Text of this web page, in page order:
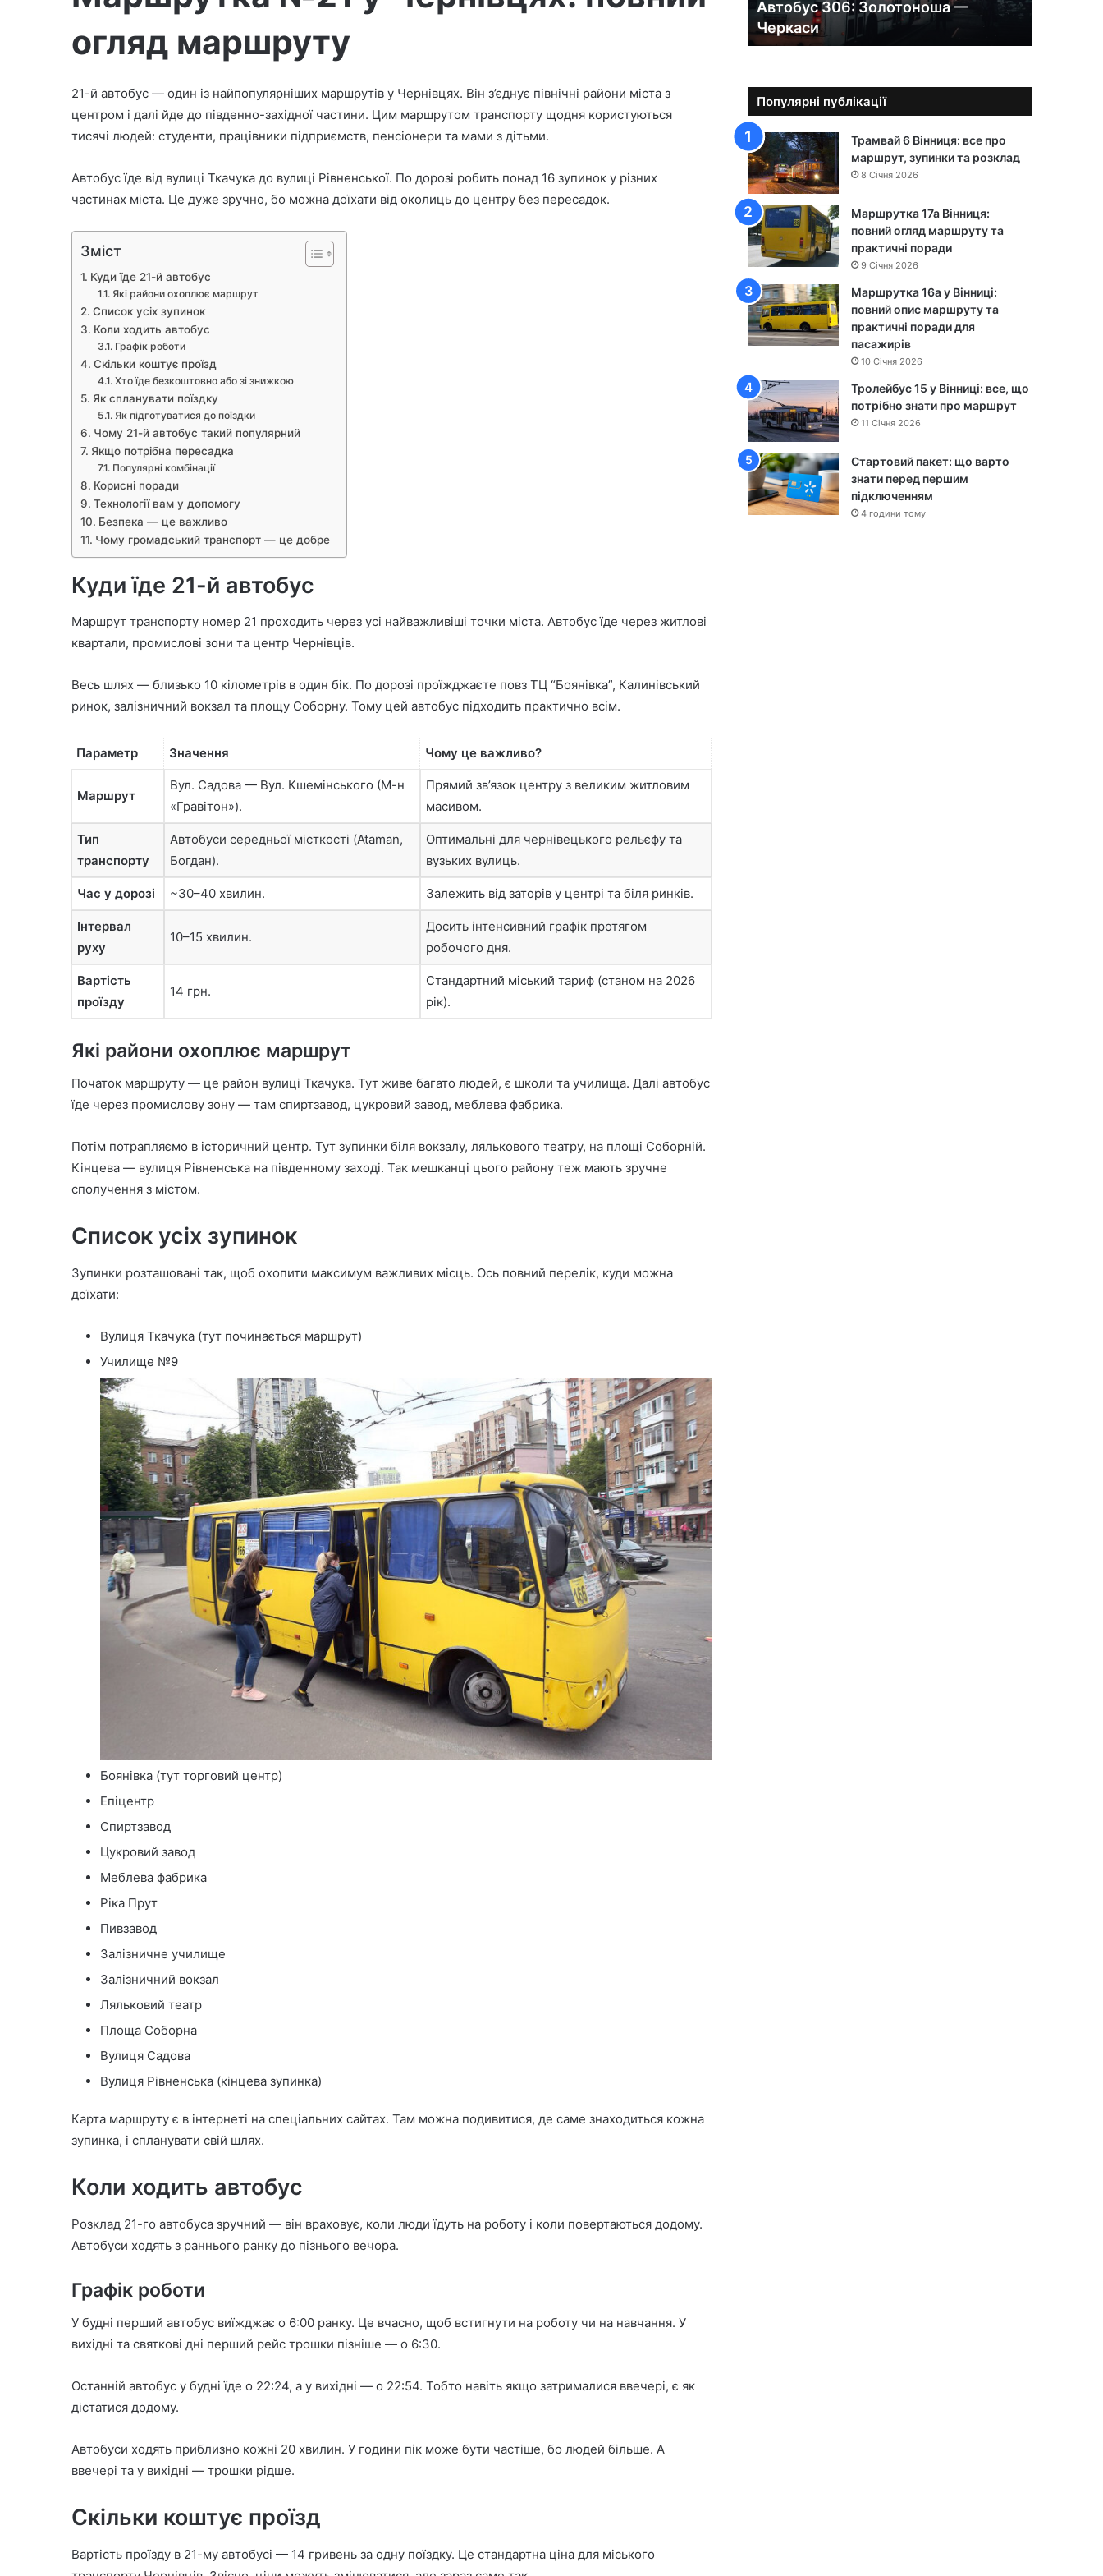
і
ь
л
е
н
н
л
и
т
а
огляд маршруту
21-й автобус — один із найпопулярніших маршрутів у Чернівцях. Він з’єднує північні райони міста з
центром і далі йде до південно-західної частини. Цим маршрутом транспорту щодня користуються
тисячі людей: студенти, працівники підприємств, пенсіонери та мами з дітьми.
Автобус їде від вулиці Ткачука до вулиці Рівненської. По дорозі робить понад 16 зупинок у різних
частинах міста. Це дуже зручно, бо можна доїхати від околиць до центру без пересадок.
Зміст
Куди їде 21-й автобус
Які райони охоплює маршрут
Список усіх зупинок
Коли ходить автобус
Графік роботи
Скільки коштує проїзд
Хто їде безкоштовно або зі знижкою
Як спланувати поїздку
Як підготуватися до поїздки
Чому 21-й автобус такий популярний
Якщо потрібна пересадка
Популярні комбінації
Корисні поради
Технології вам у допомогу
Безпека — це важливо
Чому громадський транспорт — це добре
Куди їде 21-й автобус
Маршрут транспорту номер 21 проходить через усі найважливіші точки міста. Автобус їде через житлові
квартали, промислові зони та центр Чернівців.
Весь шлях — близько 10 кілометрів в один бік. По дорозі проїжджаєте повз ТЦ “Боянівка”, Калинівський
ринок, залізничний вокзал та площу Соборну. Тому цей автобус підходить практично всім.
Параметр Значення Чому це важливо?
Маршрут
Вул. Садова — Вул. Кшемінського (М-н
«Гравітон»).
Прямий зв’язок центру з великим житловим
масивом.
Тип
транспорту
Автобуси середньої місткості (Ataman,
Богдан).
Оптимальні для чернівецького рельєфу та
вузьких вулиць.
Час у дорозі ~30–40 хвилин. Залежить від заторів у центрі та біля ринків.
Інтервал
руху
10–15 хвилин.
Досить інтенсивний графік протягом
робочого дня.
Вартість
проїзду
14 грн.
Стандартний міський тариф (станом на 2026
рік).
Які райони охоплює маршрут
Початок маршруту — це район вулиці Ткачука. Тут живе багато людей, є школи та училища. Далі автобус
їде через промислову зону — там спиртзавод, цукровий завод, меблева фабрика.
Потім потрапляємо в історичний центр. Тут зупинки біля вокзалу, лялькового театру, на площі Соборній.
Кінцева — вулиця Рівненська на південному заході. Так мешканці цього району теж мають зручне
сполучення з містом.
Список усіх зупинок
Зупинки розташовані так, щоб охопити максимум важливих місць. Ось повний перелік, куди можна
доїхати:
Вулиця Ткачука (тут починається маршрут)
Училище №9
Боянівка (тут торговий центр)
Епіцентр
Спиртзавод
Цукровий завод
Меблева фабрика
Ріка Прут
Пивзавод
Залізничне училище
Залізничний вокзал
Ляльковий театр
Площа Соборна
Вулиця Садова
Вулиця Рівненська (кінцева зупинка)
Карта маршруту є в інтернеті на спеціальних сайтах. Там можна подивитися, де саме знаходиться кожна
зупинка, і спланувати свій шлях.
Коли ходить автобус
Розклад 21-го автобуса зручний — він враховує, коли люди їдуть на роботу і коли повертаються додому.
Автобуси ходять з раннього ранку до пізнього вечора.
Графік роботи
У будні перший автобус виїжджає о 6:00 ранку. Це вчасно, щоб встигнути на роботу чи на навчання. У
вихідні та святкові дні перший рейс трошки пізніше — о 6:30.
Останній автобус у будні їде о 22:24, а у вихідні — о 22:54. Тобто навіть якщо затрималися ввечері, є як
дістатися додому.
Автобуси ходять приблизно кожні 20 хвилин. У години пік може бути частіше, бо людей більше. А
ввечері та у вихідні — трошки рідше.
Скільки коштує проїзд
Вартість проїзду в 21-му автобусі — 14 гривень за одну поїздку. Це стандартна ціна для міського
0
:
о
т
о
н
о
ш
а
—
Ч
е
р
к
а
с
Автобус 306: Золотоноша —
Черкаси
Популярні публікації
Трамвай 6 Вінниця: все про
маршрут, зупинки та розклад
8 Січня 2026
Маршрутка 17а Вінниця:
повний огляд маршруту та
практичні поради
9 Січня 2026
Маршрутка 16а у Вінниці:
повний опис маршруту та
практичні поради для
пасажирів
10 Січня 2026
Тролейбус 15 у Вінниці: все, що
потрібно знати про маршрут
11 Січня 2026
Стартовий пакет: що варто
знати перед першим
підключенням
4 години тому